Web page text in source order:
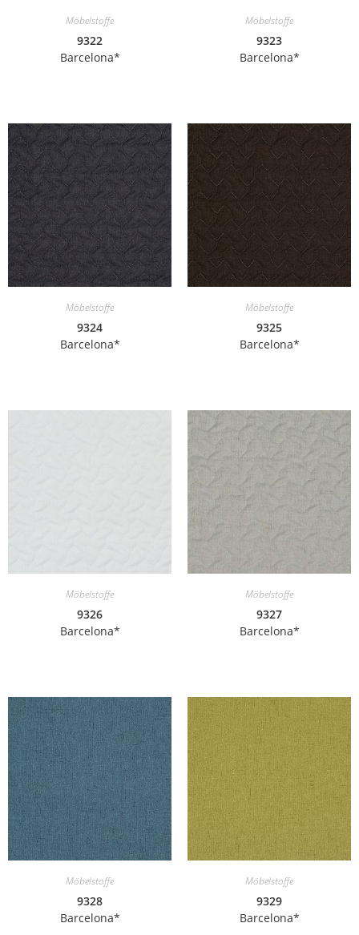
Möbelstoffe
9322
Barcelona*
Möbelstoffe
9323
Barcelona*
Möbelstoffe
9324
Barcelona*
Möbelstoffe
9325
Barcelona*
Möbelstoffe
9326
Barcelona*
Möbelstoffe
9327
Barcelona*
Möbelstoffe
9328
Barcelona*
Möbelstoffe
9329
Barcelona*